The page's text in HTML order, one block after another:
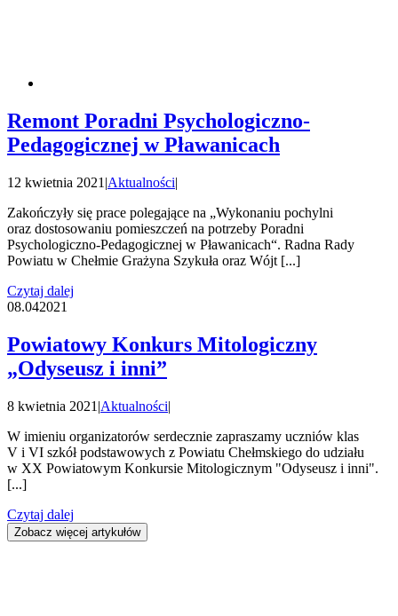
Remont Poradni Psychologiczno-
Pedagogicznej w Pławanicach
12 kwietnia 2021 |Aktualności|
Zakończyły się prace polegające na „Wykonaniu pochylni
oraz dostosowaniu pomieszczeń na potrzeby Poradni
Psychologiczno-Pedagogicznej w Pławanicach“. Radna Rady
Powiatu w Chełmie Grażyna Szykuła oraz Wójt [...]
Czytaj dalej
08.042021
Powiatowy Konkurs Mitologiczny
„Odyseusz i inni”
8 kwietnia 2021 |Aktualności|
W imieniu organizatorów serdecznie zapraszamy uczniów klas
V i VI szkół podstawowych z Powiatu Chełmskiego do udziału
w XX Powiatowym Konkursie Mitologicznym "Odyseusz i inni".
[...]
Czytaj dalej
Zobacz więcej artykułów